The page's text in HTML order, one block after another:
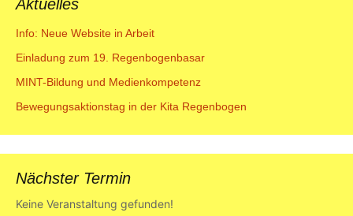
Aktuelles
Info: Neue Website in Arbeit
Einladung zum 19. Regenbogenbasar
MINT-Bildung und Medienkompetenz
Bewegungsaktionstag in der Kita Regenbogen
Nächster Termin
Keine Veranstaltung gefunden!